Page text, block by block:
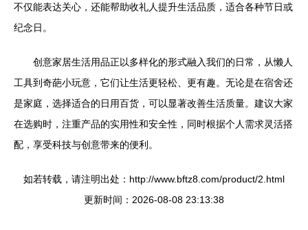
不仅能表达关心，还能帮助收礼人提升生活品质，适合各种节日或
纪念日。
创意家居生活用品正以多样化的形式融入我们的日常，从懒人
工具到奇葩小玩意，它们让生活更轻松、更有趣。无论是在宿舍还
是家庭，选择适合的日用百货，可以显著改善生活质量。建议大家
在选购时，注重产品的实用性和安全性，同时根据个人需求灵活搭
配，享受科技与创意带来的便利。
如若转载，请注明出处：http://www.bftz8.com/product/2.html
更新时间：2026-08-08 23:13:38